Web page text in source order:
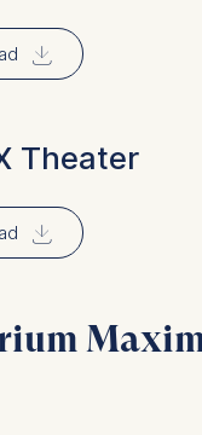
⇓
Theater
⇓